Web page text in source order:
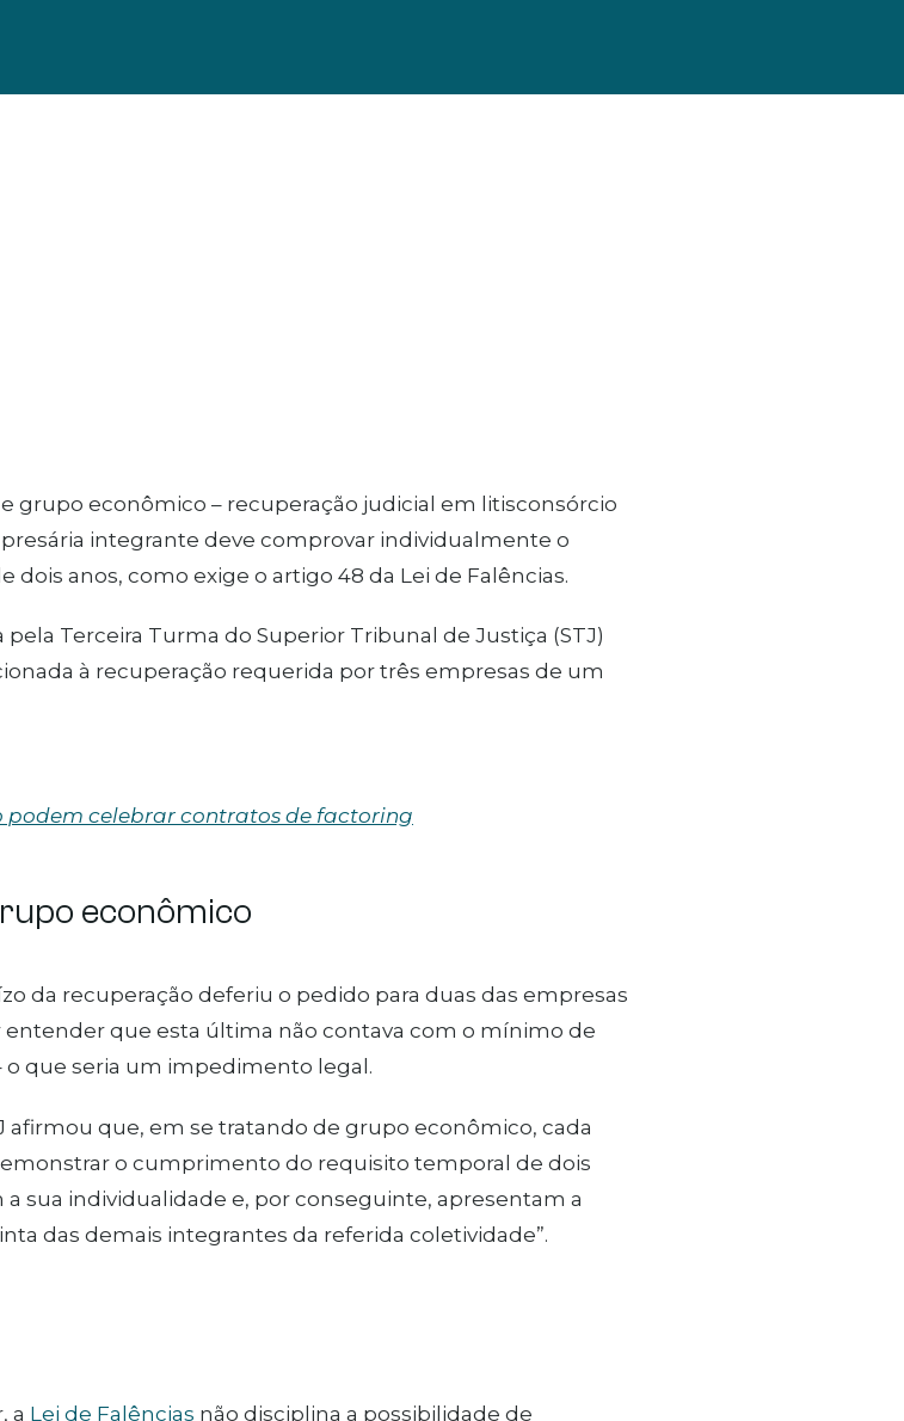
grupo econômico – recuperação judicial em litisconsórcio
integrante deve comprovar individualmente o
anos, como exige o artigo 48 da Lei de Falências.
Terceira Turma do Superior Tribunal de Justiça (STJ)
à recuperação requerida por três empresas de um
podem celebrar contratos de factoring
econômico
da recuperação deferiu o pedido para duas das empresas
entender que esta última não contava com o mínimo de
o que seria um impedimento legal.
afirmou que, em se tratando de grupo econômico, cada
o cumprimento do requisito temporal de dois
a sua individualidade e, por conseguinte, apresentam a
das demais integrantes da referida coletividade”.
a Lei de Falências não disciplina a possibilidade de